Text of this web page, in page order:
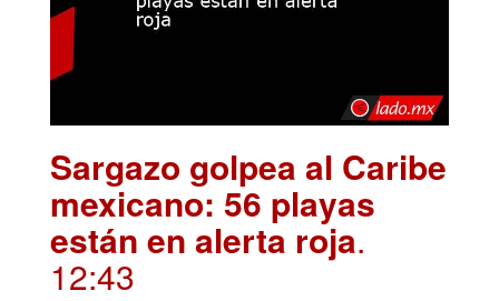
Sargazo golpea al Caribe
mexicano: 56 playas
están en alerta roja.
12:43